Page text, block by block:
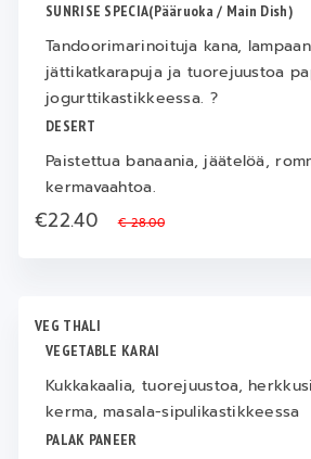
SUNRISE SPECIA(Pääruoka / Main Dish)
Tandoorimarinoituja kana,
jättikatkarapuja ja tuorejuustoa
jogurttikastikkeessa. ?
DESERT
Paistettua banaania, jäätelöä,
kermavaahtoa.
€22.40€ 28.00
VEG THALI
VEGETABLE KARAI
Kukkakaalia, tuorejuustoa,
kerma, masala-sipulikastikkeessa
PALAK PANEER